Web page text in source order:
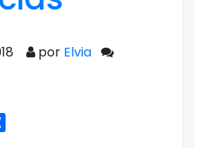
por Elvia